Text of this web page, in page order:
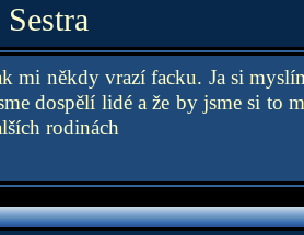
Sestra
mi někdy vrazí facku. Ja si
dospělí lidé a že by jsme si to
rodinách